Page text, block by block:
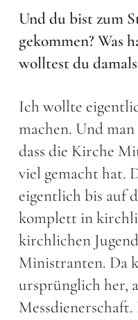
Und du bist zum
gekommen? Was
wolltest du
Ich wollte
machen. Und
dass die Kirche
viel gemacht hat.
eigentlich bis auf
komplett in
kirchlichen
Ministranten. Da
ursprünglich her,